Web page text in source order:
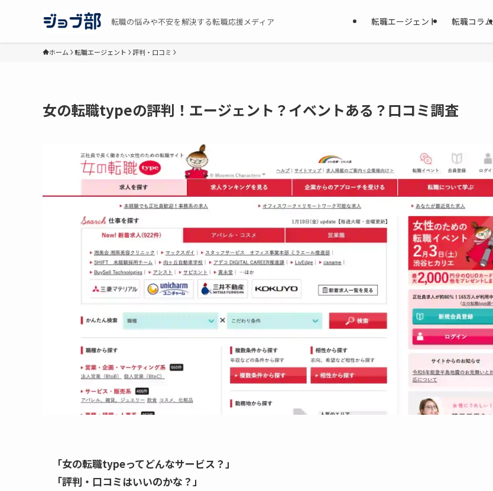
転職の悩みや不安を解決する転職応援メディア 転職エージェント 転職コラム
ホーム 転職エージェント 評判・口コミ
女の転職typeの評判！エージェント？イベントある？口コミ調査
「女の転職typeってどんなサービス？」
「評判・口コミはいいのかな？」